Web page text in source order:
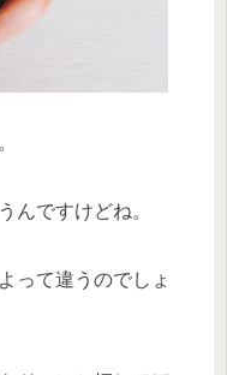
んですけどね。
って違うのでしょ